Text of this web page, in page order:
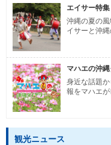
エイサー特集
沖縄の夏の
イサーと沖
マハエの沖
身近な話題
報をマハエが
観光ニュース